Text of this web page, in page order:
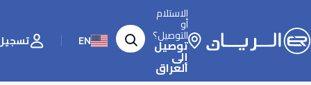
الاستلام
أو
التوصيل؟
توصيل
إلى
العراق
EN تسجيل